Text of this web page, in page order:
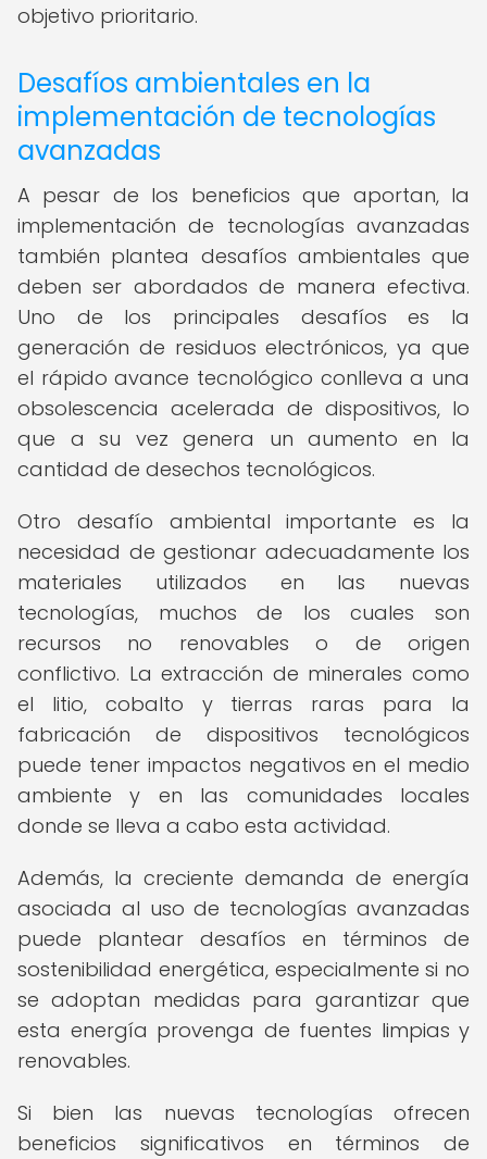
objetivo prioritario.
Desafíos ambientales en la
implementación de tecnologías
avanzadas
A pesar de los beneficios que aportan, la
implementación de tecnologías avanzadas
también plantea desafíos ambientales que
deben ser abordados de manera efectiva.
Uno de los principales desafíos es la
generación de residuos electrónicos, ya que
el rápido avance tecnológico conlleva a una
obsolescencia acelerada de dispositivos, lo
que a su vez genera un aumento en la
cantidad de desechos tecnológicos.
Otro desafío ambiental importante es la
necesidad de gestionar adecuadamente los
materiales utilizados en las nuevas
tecnologías, muchos de los cuales son
recursos no renovables o de origen
conflictivo. La extracción de minerales como
el litio, cobalto y tierras raras para la
fabricación de dispositivos tecnológicos
puede tener impactos negativos en el medio
ambiente y en las comunidades locales
donde se lleva a cabo esta actividad.
Además, la creciente demanda de energía
asociada al uso de tecnologías avanzadas
puede plantear desafíos en términos de
sostenibilidad energética, especialmente si no
se adoptan medidas para garantizar que
esta energía provenga de fuentes limpias y
renovables.
Si bien las nuevas tecnologías ofrecen
beneficios significativos en términos de